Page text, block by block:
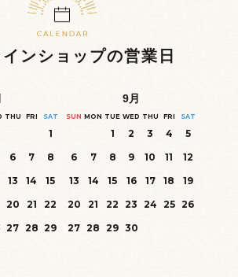
ンショップの営業日
THU FRI SAT
1
6 7
8
13 14
15
20 21
22
27 28 29
9月
SUN MON TUE WED THU FRI SAT
1 2 3 4
5
6
7 8 9 10 11
12
13
14 15 16 17 18
19
20
21 22 23 24 25 26
27 28 29 30